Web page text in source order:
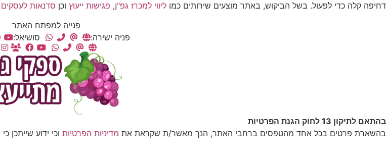
דחיפה קלה כדי לפעול. בשל הביקוש, באתר מוצעים שירותים כמו ליווי למכרז גפ"ן, פגישות ייעוץ וכן סדנאות
פנייה למפתח האתר
פניה ישירה:
סושיאל:
בהתאם לתיקון 13 לחוק הגנת הפרטיות
בהשארת פרטים בכל אחד מהטפסים ברחבי האתר, הנך מאשר/ת שקראת את מדיניות הפרטיות וכי ידוע